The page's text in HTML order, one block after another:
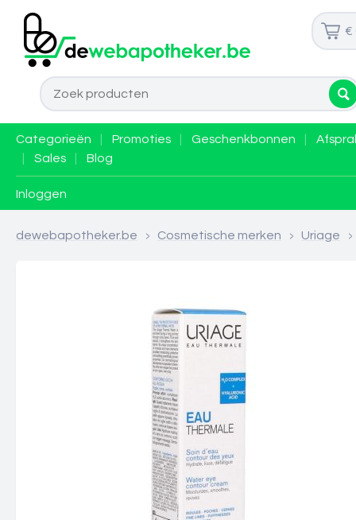
€
Categorieën Promoties Geschenkbonnen
Sales Blog
Inloggen
dewebapotheker.be > Cosmetische merken > Uriage >